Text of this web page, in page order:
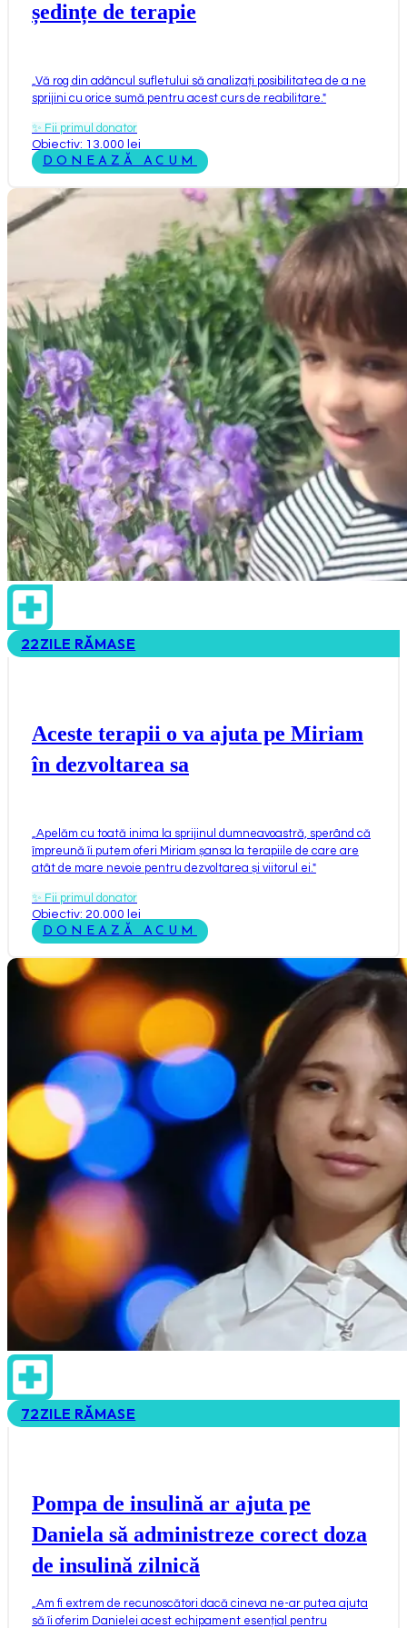
ședințe de terapie
Vă rog din adâncul sufletului să analizați posibilitatea de a ne
sprijini cu orice sumă pentru acest curs de reabilitare. "
✨ Fii primul donator
Obiectiv: 13.000 lei
DONEAZĂ ACUM
22ZILE RĂMASE
Aceste terapii o va ajuta pe Miriam
în dezvoltarea sa
Apelăm cu toată inima la sprijinul dumneavoastră, sperând că
împreună îi putem oferi Miriam șansa la terapiile de care are
atât de mare nevoie pentru dezvoltarea și viitorul ei. "
✨ Fii primul donator
Obiectiv: 20.000 lei
DONEAZĂ ACUM
72ZILE RĂMASE
Pompa de insulină ar ajuta pe
Daniela să administreze corect doza
de insulină zilnică
Am fi extrem de recunoscători dacă cineva ne-ar putea ajuta
să îi oferim Danielei acest echipament esențial pentru